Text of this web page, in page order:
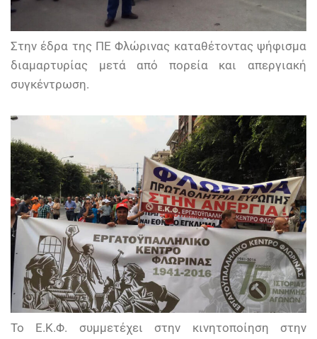
Στην έδρα της ΠΕ Φλώρινας καταθέτοντας ψήφισμα
διαμαρτυρίας μετά από πορεία και απεργιακή
συγκέντρωση.
Το Ε.Κ.Φ. συμμετέχει στην κινητοποίηση στην